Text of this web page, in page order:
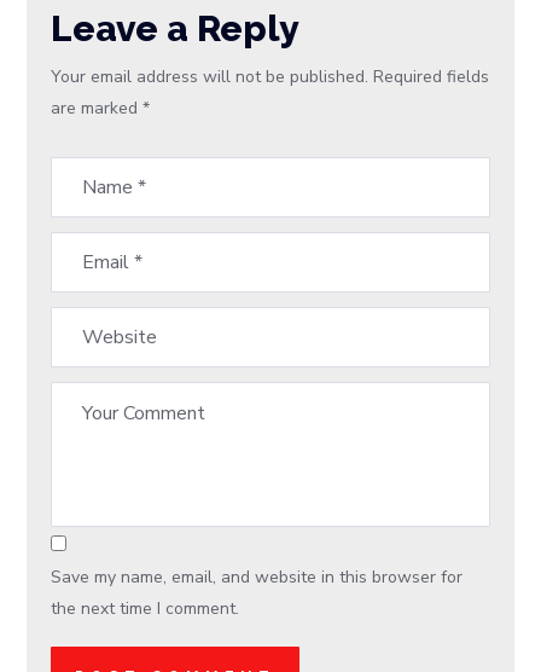
Leave a Reply
Your email address will not be published. Required fields
are marked*
Save my name, email, and website in this browser for
the next time I comment.